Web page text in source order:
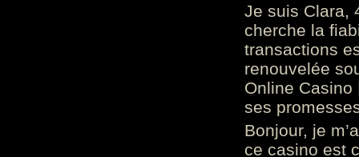
Je suis Clara,
cherche la
transactions
renouvelée
Online
ses
Bonjour, je
ce casino est